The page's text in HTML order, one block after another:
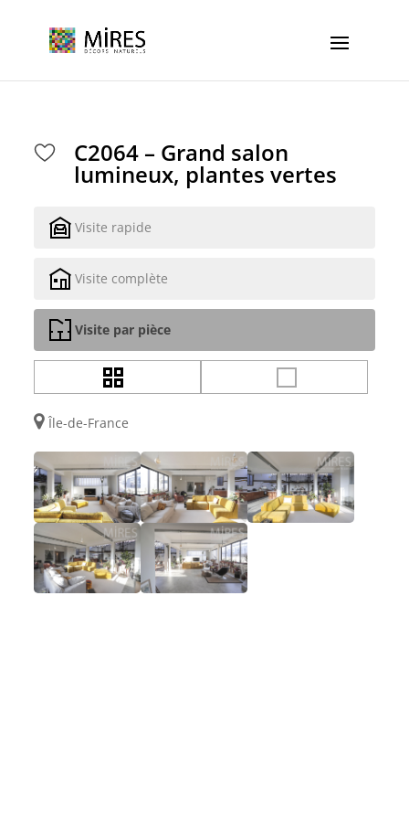
C2064 – Grand salon
lumineux, plantes vertes
Visite rapide
Visite complète
Visite par pièce
Île-de-France